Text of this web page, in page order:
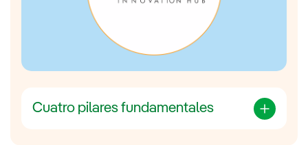
compañía con la de los colaboradores:
proveedores, universidades, centros
tecnológicos ystart-ups
Cuatro pilares fundamentales